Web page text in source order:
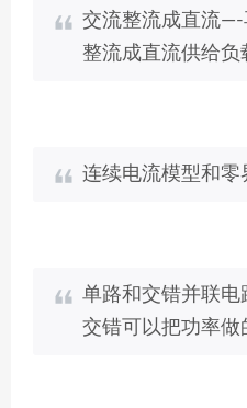
交流整流成直流
整流成直流供给负
连续电流模型和零
单路和交错并联电
交错可以把功率做